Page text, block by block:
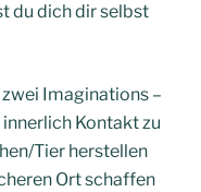
du dich dir selbst
Imaginations –
Kontakt zu
Tier herstellen
Ort schaffen